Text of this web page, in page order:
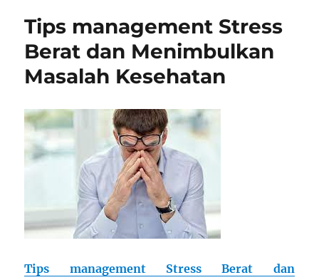
Tips management Stress
Berat dan Menimbulkan
Masalah Kesehatan
Tips management Stress Berat dan